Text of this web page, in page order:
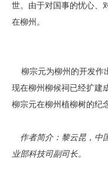
世。由于对国事的忧心、
在柳州。
柳宗元为柳州的开发作
现在柳州柳候祠已经扩建
柳宗元在柳州植柳树的纪
作者简介：黎云昆，中
业部科技司副司长。